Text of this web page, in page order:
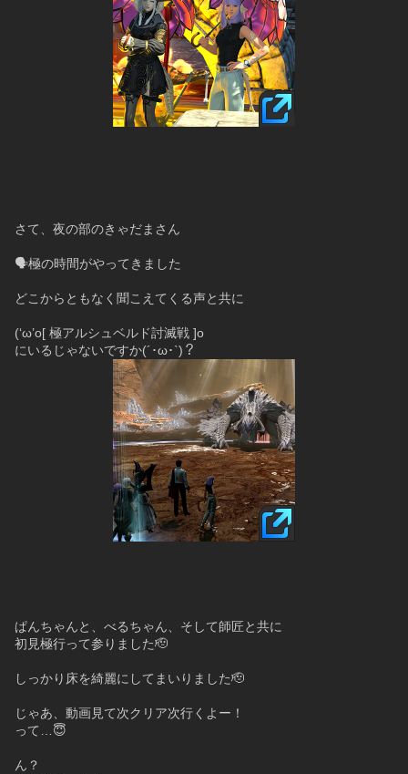
さて、夜の部のきゃだまさん
🗣︎極の時間がやってきました
どこからともなく聞こえてくる声と共に
(‘ω’o[ 極アルシュベルド討滅戦 ]o
にいるじゃないですか(´･ω･`)？
ぱんちゃんと、べるちゃん、そして師匠と共に
初見極行って参りました🫡
しっかり床を綺麗にしてまいりました🫡
じゃあ、動画見て次クリア次行くよー！
って…😇
ん？